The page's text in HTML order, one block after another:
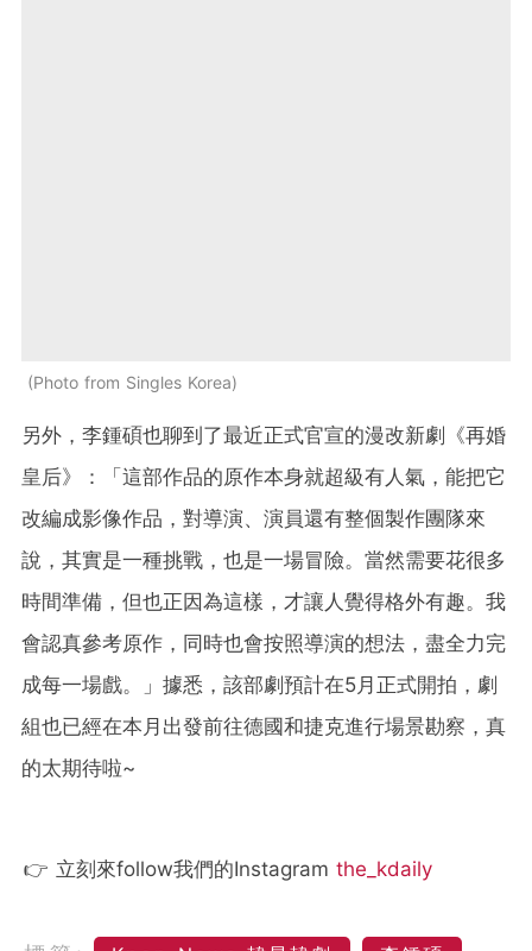
Photo from Singles Korea
另外，李鍾碩也聊到了最近正式官宣的漫改新劇《再婚
皇后》：「這部作品的原作本身就超級有人氣，能把它
改編成影像作品，對導演、演員還有整個製作團隊來
說，其實是一種挑戰，也是一場冒險。當然需要花很多
時間準備，但也正因為這樣，才讓人覺得格外有趣。我
會認真參考原作，同時也會按照導演的想法，盡全力完
成每一場戲。」據悉，該部劇預計在5月正式開拍，劇
組也已經在本月出發前往德國和捷克進行場景勘察，真
的太期待啦~
👉 立刻來follow我們的Instagram the_kdaily